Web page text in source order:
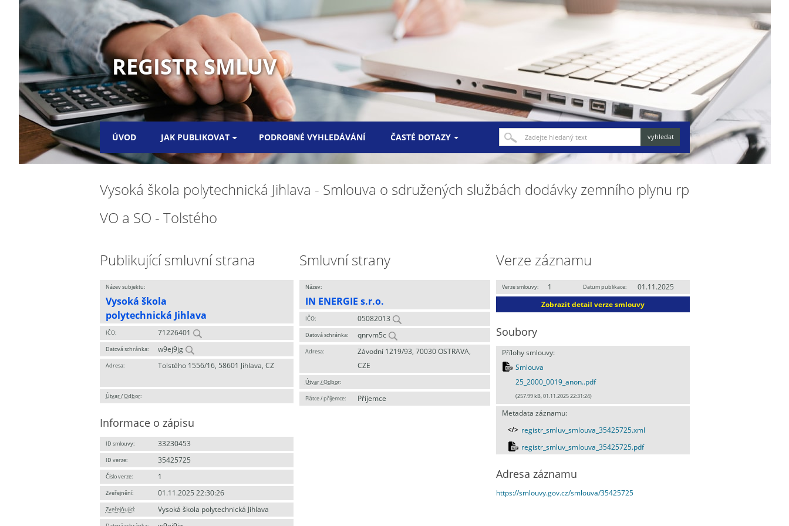
REGISTR SMLUV
ÚVOD JAK PUBLIKOVAT PODROBNÉ VYHLEDÁVÁNÍ ČASTÉ DOTAZY
Vysoká škola polytechnická Jihlava - Smlouva o sdružených službách dodávky zemního plynu rp
VO a SO - Tolstého
Publikující smluvní strana
Název subjektu:
Vysoká škola
polytechnická Jihlava
IČO: 71226401
Datová schránka: w9ej9jg
Adresa: Tolstého 1556/16, 58601 Jihlava, CZ
Útvar / Odbor:
Informace o zápisu
ID smlouvy: 33230453
ID verze: 35425725
Číslo verze: 1
Zveřejnění: 01.11.2025 22:30:26
Zveřejňující: Vysoká škola polytechnická Jihlava
Smluvní strany
Název:
IN ENERGIE s.r.o.
IČO: 05082013
Datová schránka: qnrvm5c
Adresa:
Závodní 1219/93, 70030 OSTRAVA,
CZE
Útvar / Odbor:
Plátce / příjemce: Příjemce
Verze záznamu
Verze smlouvy: 1 Datum publikace:
01.11.2025
Zobrazit detail verze smlouvy
Soubory
Přílohy smlouvy:
Smlouva
25_2000_0019_anon..pdf
(257.99 kB, 01.11.2025 22:31:24)
Metadata záznamu:
registr_smluv_smlouva_35425725.xml
registr_smluv_smlouva_35425725.pdf
Adresa záznamu
https://smlouvy.gov.cz/smlouva/35425725